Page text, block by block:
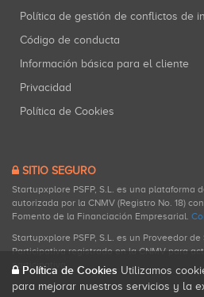
Política de gestión de conflictos de
Código de conducta
Información básica para el cliente
Privacidad
Política de Cookies
SITIO SEGURO
Startupxplore PSFP, S.L. es una plataforma
autorizada por la CNMV (Registro No. 18)
Fomento de la Financiación Empresarial.
Startupxplore PSFP, S.L. es un Proveedor
Participativa registrado en la CNMV para
participativa.
Política de Cookies Utilizamos
para mejorar nuestros servicios y la